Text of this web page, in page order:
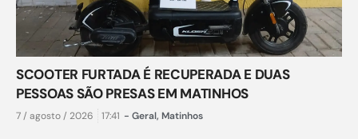
SCOOTER FURTADA É RECUPERADA E DUAS
PESSOAS SÃO PRESAS EM MATINHOS
7 / agosto / 2026 17:41 - Geral, Matinhos